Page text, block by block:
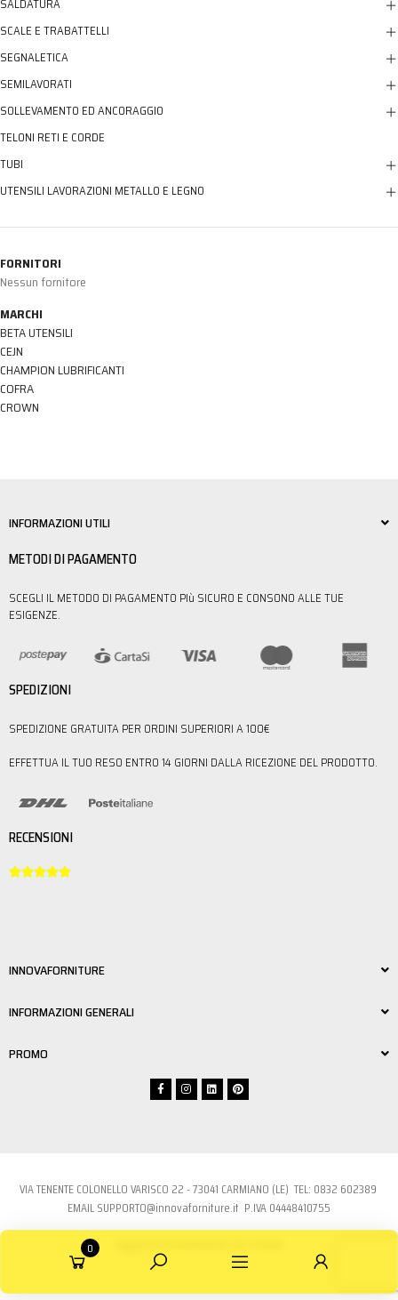
SALDATURA
SCALE E TRABATTELLI
SEGNALETICA
SEMILAVORATI
SOLLEVAMENTO ED ANCORAGGIO
TELONI RETI E CORDE
TUBI
UTENSILI LAVORAZIONI METALLO E LEGNO
FORNITORI
Nessun fornitore
MARCHI
BETA UTENSILI
CEJN
CHAMPION LUBRIFICANTI
COFRA
CROWN
INFORMAZIONI UTILI
METODI DI PAGAMENTO
SCEGLI IL METODO DI PAGAMENTO PIù SICURO E CONSONO ALLE TUE
ESIGENZE.
SPEDIZIONI
SPEDIZIONE GRATUITA PER ORDINI SUPERIORI A 100€
EFFETTUA IL TUO RESO ENTRO 14 GIORNI DALLA RICEZIONE DEL PRODOTTO.
RECENSIONI

INNOVAFORNITURE
INFORMAZIONI GENERALI
PROMO
VIA TENENTE COLONELLO VARISCO 22 - 73041 CARMIANO (LE) TEL: 0832 602389
EMAILSUPPORTO@innovaforniture.it P.IVA 04448410755
0